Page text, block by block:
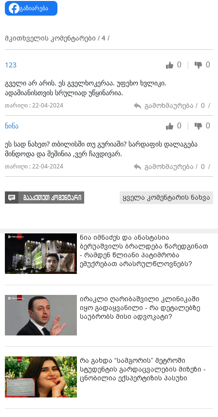
გაზიარება
მკითხველის კომენტარები / 4 /
123 0 0
გველი არ არის. ეს გველხოკერაა. უფეხო ხვლიკი.
ადამიანისთვის სრულიად უწყინარია.
თარიღი : 22-04-2024 გამოხმაურება / 0 /
ნინა 0 0
ეს სად ნახეთ? თბილისში თუ გურიაში? სარდაფის დალაგება
მინდოდა და მეშინია ,ვერ ჩავდივარ.
თარიღი : 22-04-2024 გამოხმაურება / 0 /
გააკეთეთ კომენტარი ყველა კომენტარის ნახვა
ნია იმნაძეს და ანასტასია
ბერუაშვილს ბრალდება წარედგინათ
- რამდენ წლიანი პატიმრობა
ემუქრებათ არასრულწლოვნებს?
ირაკლი ღარიბაშვილი კლინიკაში
იყო გადაყვანილი - რა დეტალებზე
საუბრობს მისი ადვოკატი?
რა გახდა “სამგორის” მეტროში
სტუდენტის გარდაცვალების მიზეზი -
ცნობილია ექსპერტიზის პასუხი